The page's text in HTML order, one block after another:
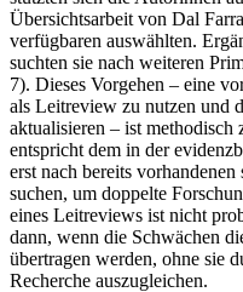
Übersichtsarbeit von Dal
verfügbaren auswählten.
suchten sie nach weiteren
7). Dieses Vorgehen – eine
als Leitreview zu nutzen und
aktualisieren – ist methodisch
entspricht dem in der
erst nach bereits
suchen, um doppelte
eines Leitreviews ist nicht
dann, wenn die Schwächen
übertragen werden, ohne sie
Recherche auszugleichen.